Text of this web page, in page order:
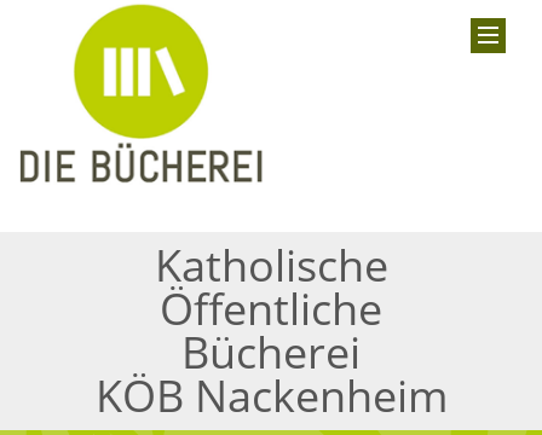
Katholische
Öffentliche
Bücherei
KÖB Nackenheim